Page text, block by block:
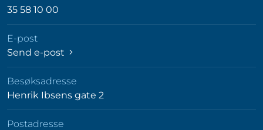
35 58 10 00
E-post
Send e-post
Besøksadresse
Henrik Ibsens gate 2
Postadresse